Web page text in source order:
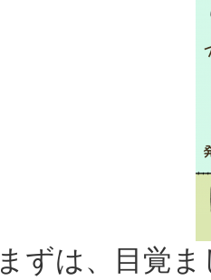
まずは、目覚